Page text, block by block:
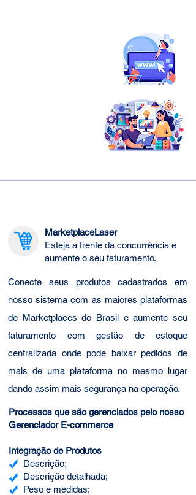
MarketplaceLaser
Esteja a frente da concorrência e
aumente o seu faturamento.
Conecte seus produtos cadastrados em
nosso sistema com as maiores plataformas
de Marketplaces do Brasil e aumente seu
faturamento com gestão de estoque
centralizada onde pode baixar pedidos de
mais de uma plataforma no mesmo lugar
dando assim mais segurança na operação.
Processos que são gerenciados pelo nosso
Gerenciador E-commerce
Integração de Produtos
Descrição;
Descrição detalhada;
Peso e medidas;